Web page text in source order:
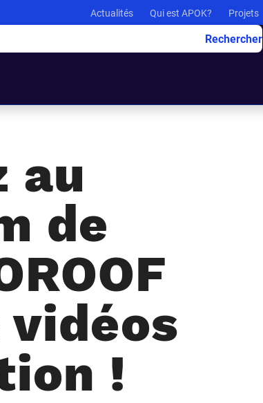
Actualités Qui est APOK? Projets
Rechercher
au
de
vidéos
!